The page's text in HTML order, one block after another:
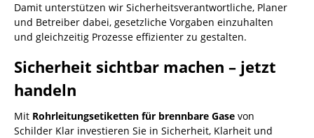
Damit unterstützen wir Sicherheitsverantwortliche, Planer
und Betreiber dabei, gesetzliche Vorgaben einzuhalten
und gleichzeitig Prozesse effizienter zu gestalten.
Sicherheit sichtbar machen – jetzt
handeln
Mit Rohrleitungsetiketten für brennbare Gase von
Schilder Klar investieren Sie in Sicherheit, Klarheit und